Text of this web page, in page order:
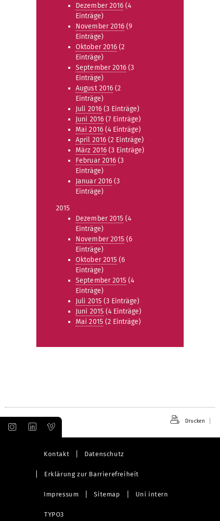
Dezember 2016 (4
Einträge)
November 2016 (9
Einträge)
Oktober 2016 (2
Einträge)
September 2016 (3
Einträge)
August 2016 (2
Einträge)
Juli 2016(3 Einträge)
Juni 2016(7 Einträge)
Mai 2016(4 Einträge)
April 2016 (2 Einträge)
März 2016(3 Einträge)
Februar 2016 (3
Einträge)
Januar 2016 (3
Einträge)
2015
Dezember 2015 (4
Einträge)
November 2015 (6
Einträge)
Oktober 2015 (6
Einträge)
September 2015 (4
Einträge)
Juli 2015(3 Einträge)
Juni 2015(4 Einträge)
Mai 2015(2 Einträge)
Drucken
Kontakt Datenschutz
Erklärung zur Barrierefreiheit
Impressum Sitemap Uni intern
TYPO3